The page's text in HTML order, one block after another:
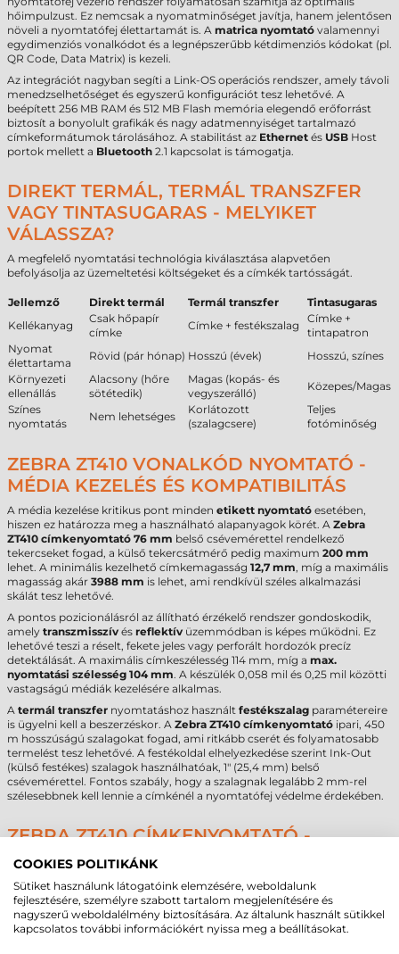
hőimpulzust. Ez nemcsak a nyomatminőséget javítja, hanem jelentősen
növeli a nyomtatófej élettartamát is. A matrica nyomtató valamennyi
egydimenziós vonalkódot és a legnépszerűbb kétdimenziós kódokat (pl.
QR Code, Data Matrix) is kezeli.
Az integrációt nagyban segíti a Link-OS operációs rendszer, amely távoli
menedzselhetőséget és egyszerű konfigurációt tesz lehetővé. A
beépített 256 MB RAM és 512 MB Flash memória elegendő erőforrást
biztosít a bonyolult grafikák és nagy adatmennyiséget tartalmazó
címkeformátumok tárolásához. A stabilitást az Ethernet és USB Host
portok mellett a Bluetooth 2.1 kapcsolat is támogatja.
DIREKT TERMÁL, TERMÁL TRANSZFER
VAGY TINTASUGARAS - MELYIKET
VÁLASSZA?
A megfelelő nyomtatási technológia kiválasztása alapvetően
befolyásolja az üzemeltetési költségeket és a címkék tartósságát.
Jellemző Direkt termál Termál transzfer
Tintasugaras
Kellékanyag
Csak hőpapír
címke
Címke + festékszalag
Címke +
tintapatron
Nyomat
élettartama
Rövid (pár hónap) Hosszú (évek)
Hosszú, színes
Környezeti
ellenállás
Alacsony (hőre
sötétedik)
Magas (kopás- és
vegyszerálló)
Közepes/Magas
Színes
nyomtatás
Nem lehetséges
Korlátozott
(szalagcsere)
Teljes
fotóminőség
ZEBRA ZT410 VONALKÓD NYOMTATÓ -
MÉDIA KEZELÉS ÉS KOMPATIBILITÁS
A média kezelése kritikus pont minden etikett nyomtató esetében,
hiszen ez határozza meg a használható alapanyagok körét. A Zebra
ZT410 címkenyomtató 76 mm belső csévemérettel rendelkező
tekercseket fogad, a külső tekercsátmérő pedig maximum 200 mm
lehet. A minimális kezelhető címkemagasság 12,7 mm, míg a maximális
magasság akár 3988 mm is lehet, ami rendkívül széles alkalmazási
skálát tesz lehetővé.
A pontos pozicionálásról az állítható érzékelő rendszer gondoskodik,
amely transzmisszív és reflektív üzemmódban is képes működni. Ez
lehetővé teszi a réselt, fekete jeles vagy perforált hordozók precíz
detektálását. A maximális címkeszélesség 114 mm, míg a max.
nyomtatási szélesség 104 mm. A készülék 0,058 mil és 0,25 mil közötti
vastagságú médiák kezelésére alkalmas.
A termál transzfer nyomtatáshoz használt festékszalag paramétereire
is ügyelni kell a beszerzéskor. A Zebra ZT410 címkenyomtató ipari, 450
m hosszúságú szalagokat fogad, ami ritkább cserét és folyamatosabb
termelést tesz lehetővé. A festékoldal elhelyezkedése szerint Ink-Out
(külső festékes) szalagok használhatóak, 1" (25,4 mm) belső
csévemérettel. Fontos szabály, hogy a szalagnak legalább 2 mm-rel
szélesebbnek kell lennie a címkénél a nyomtatófej védelme érdekében.
ZEBRA ZT410 CÍMKENYOMTATÓ -
MŰSZAKI PARAMÉTEREK
Az alábbi táblázat összefoglalja aZebra ZT410 címkenyomtató
legfontosabb technikai adatait a döntéshozatali folyamat
támogatásához.
Paraméter
COOKIES POLITIKÁNK
Sütiket használunk látogatóink elemzésére, weboldalunk
fejlesztésére, személyre szabott tartalom megjelenítésére és
nagyszerű weboldalélmény biztosítására. Az általunk használt sütikkel
kapcsolatos további információkért nyissa meg a beállításokat.